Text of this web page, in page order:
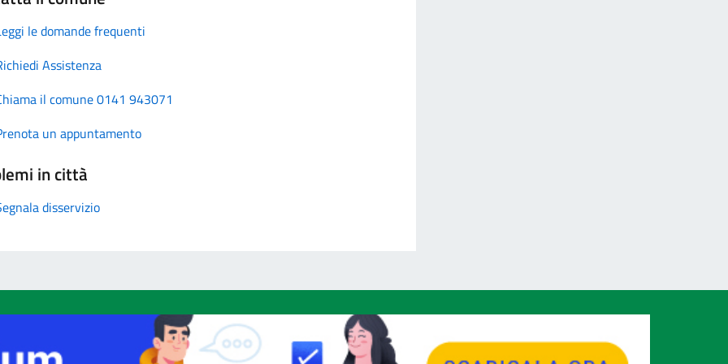
le domande frequenti
Assistenza
il comune 0141 943071
un appuntamento
in città
disservizio